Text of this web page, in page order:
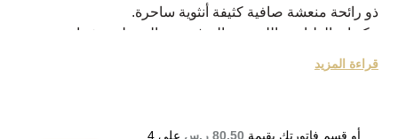
ذو رائحة منعشة صافية كثيفة أنثوية ساحرة.
مكوناته العليا هي الليمون والبرغموت والنيرولي وشراب
الإجاص.
مكوناته المتوسطة هي زهر البرتقال والفريزيا والميموزا وزنبق
قراءة المزيد
أو قسم فاتورتك بقيمة 80.50 ر.س على 4